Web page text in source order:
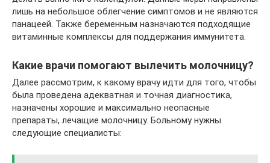
лишь на небольшое облегчение симптомов и не являются
панацеей. Также беременным назначаются подходящие
витаминные комплексы для поддержания иммунитета.
Какие врачи помогают вылечить молочницу?
Далее рассмотрим, к какому врачу идти для того, чтобы
была проведена адекватная и точная диагностика,
назначены хорошие и максимально неопасные
препараты, лечащие молочницу. Больному нужны
следующие специалисты: